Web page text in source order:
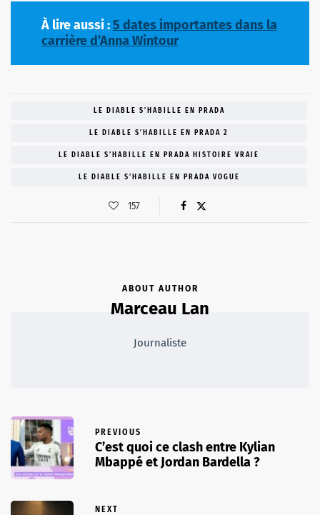
À lire aussi :5 dates importantes dans la
carrière d’Anna Wintour
LE DIABLE S’HABILLE EN PRADA
LE DIABLE S’HABILLE EN PRADA 2
LE DIABLE S’HABILLE EN PRADA HISTOIRE VRAIE
LE DIABLE S’HABILLE EN PRADA VOGUE
157
ABOUT AUTHOR
Marceau Lan
Journaliste
PREVIOUS
C’est quoi ce clash entre Kylian
Mbappé et Jordan Bardella ?
NEXT